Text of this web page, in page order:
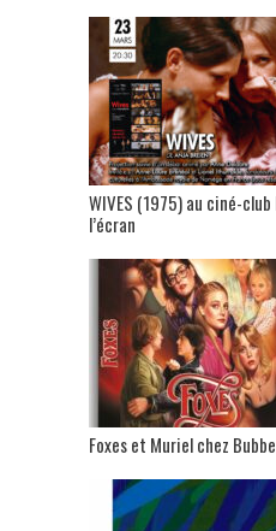
WIVES (1975) au ciné-
l’écran
Foxes et Muriel chez